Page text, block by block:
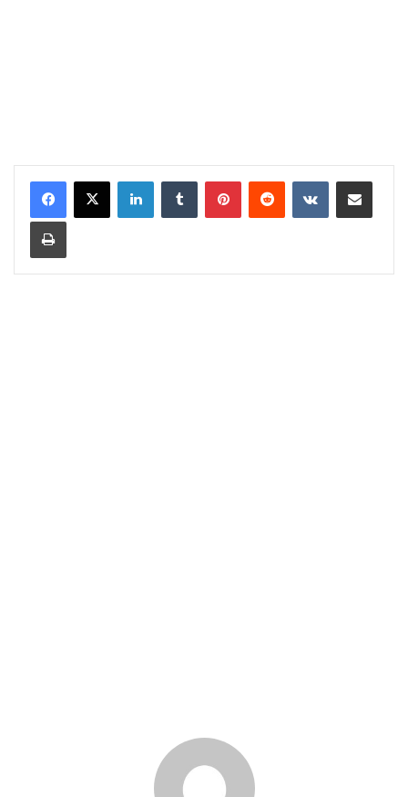
LinkedInTumblr PinterestReddit VKontakteShare via Email
Print